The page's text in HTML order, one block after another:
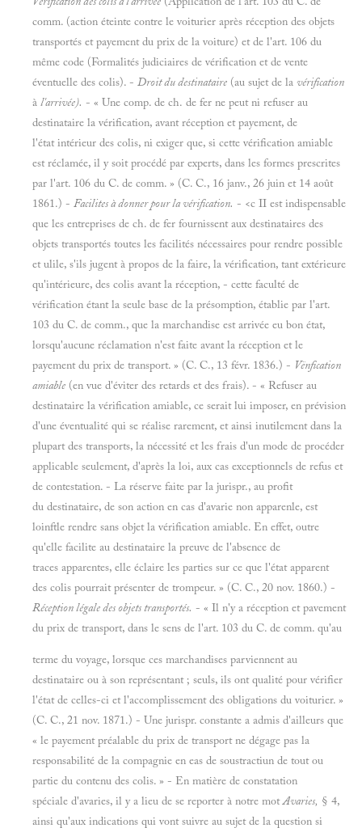
comm. (action éteinte contre le voiturier après réception des objets
transportés et payement du prix de la voiture) et de l'art. 106 du
même code (Formalités judiciaires de vérification et de vente
éventuelle des colis). - Droit du destinataire (au sujet de la vérification
à l'arrivée). - « Une comp. de ch. de fer ne peut ni refuser au
destinataire la vérification, avant réception et payement, de
l'état intérieur des colis, ni exiger que, si cette vérification amiable
est réclamée, il y soit procédé par experts, dans les formes prescrites
par l'art. 106 du C. de comm. » (C. C., 16 janv., 26 juin et 14 août
1861.) - Facilites à donner pour la vérification. - <c II est indispensable
que les entreprises de ch. de fer fournissent aux destinataires des
objets transportés toutes les facilités nécessaires pour rendre possible
et ulile, s'ils jugent à propos de la faire, la vérification, tant extérieure
qu'intérieure, des colis avant la réception, - cette faculté de
vérification étant la seule base de la présomption, établie par l'art.
103 du C. de comm., que la marchandise est arrivée eu bon état,
lorsqu'aucune réclamation n'est faite avant la réception et le
payement du prix de transport. » (C. C., 13 févr. 1836.) - Vënfication
amiable (en vue d'éviter des retards et des frais). - « Refuser au
destinataire la vérification amiable, ce serait lui imposer, en prévision
d'une éventualité qui se réalise rarement, et ainsi inutilement dans la
plupart des transports, la nécessité et les frais d'un mode de procéder
applicable seulement, d'après la loi, aux cas exceptionnels de refus et
de contestation. - La réserve faite par la jurispr., au profit
du destinataire, de son action en cas d'avarie non apparenle, est
loinftle rendre sans objet la vérification amiable. En effet, outre
qu'elle facilite au destinataire la preuve de l'absence de
traces apparentes, elle éclaire les parties sur ce que l'état apparent
des colis pourrait présenter de trompeur. » (C. C., 20 nov. 1860.) -
Réception légale des objets transportés. - « Il n'y a réception et pavement
du prix de transport, dans le sens de l'art. 103 du C. de comm. qu'au
terme du voyage, lorsque ces marchandises parviennent au
destinataire ou à son représentant ; seuls, ils ont qualité pour vérifier
l'état de celles-ci et l'accomplissement des obligations du voiturier. »
(C. C., 21 nov. 1871.) - Une jurispr. constante a admis d'ailleurs que
« le payement préalable du prix de transport ne dégage pas la
responsabilité de la compagnie en eas de soustractiun de tout ou
partie du contenu des colis. » - En matière de constatation
spéciale d'avaries, il y a lieu de se reporter à notre motAvaries, § 4,
ainsi qu'aux indications qui vont suivre au sujet de la question si